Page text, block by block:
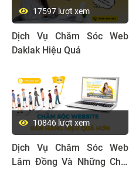
17597 lượt xem
Dịch Vụ Chăm Sóc Web
Daklak Hiệu Quả
10846 lượt xem
Dịch Vụ Chăm Sóc Web
Lâm Đồng Và Những Chia